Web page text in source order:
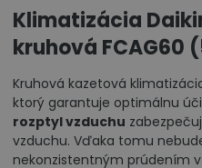
Klimatizácia
kruhová FCAG60
Kruhová kazetová
ktorý garantuje optimálnu
rozptyl vzduchu
vzduchu. Vďaka tomu
nekonzistentným prúdením